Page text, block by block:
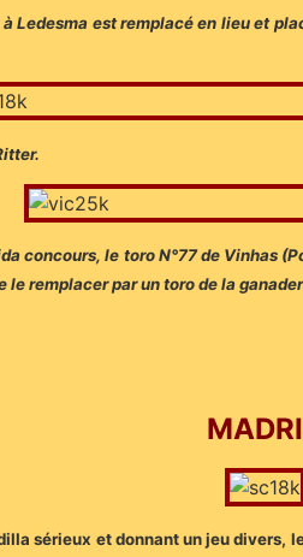
Ledesma est remplacé en lieu et
concours, le toro N°77 de Vinhas
remplacer par un toro de la
sérieux et donnant un jeu